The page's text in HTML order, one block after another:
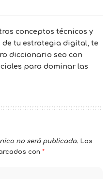
conceptos técnicos y
tu estrategia digital, te
diccionario seo con
para dominar las
no será publicada. Los
con *